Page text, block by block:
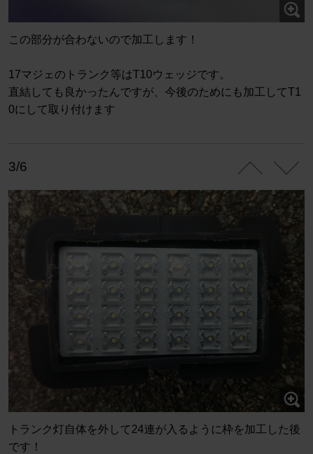
この部分が合わないので加工します！
17マジェのトランク等はT10ウェッジです。
直結しても良かったんですが、今後のためにも加工してT1
0にして取り付けます
3/6
トランク灯自体を外して24連が入るように枠を加工した後
です！